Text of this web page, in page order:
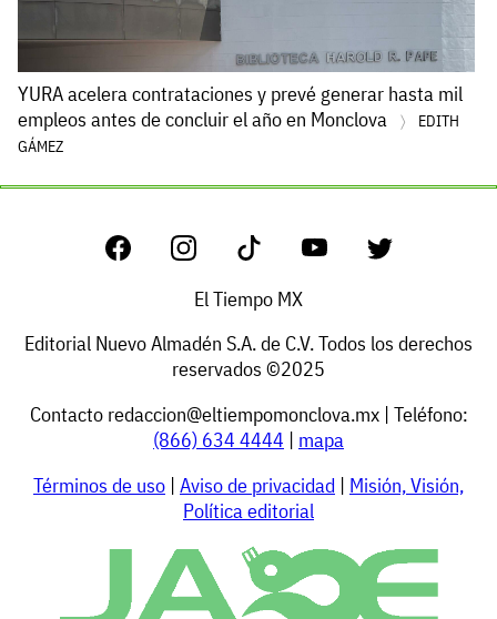
YURA acelera contrataciones y prevé generar hasta mil
empleos antes de concluir el año en Monclova
EDITH
GÁMEZ
El Tiempo MX
Editorial Nuevo Almadén S.A. de C.V. Todos los derechos
reservados ©2025
Contacto redaccion@eltiempomonclova.mx| Teléfono:
(866) 634 4444 | mapa
Términos de uso | Aviso de privacidad | Misión, Visión,
Política editorial